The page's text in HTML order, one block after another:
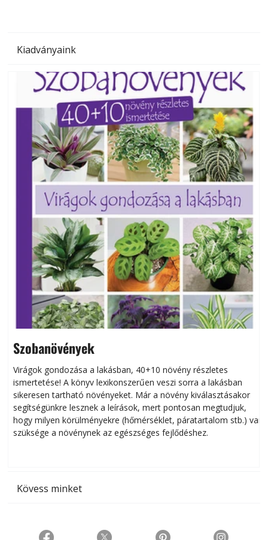
Kiadványaink
Szobanövények
Virágok gondozása a lakásban, 40+10 növény részletes
ismertetése! A könyv lexikonszerűen veszi sorra a lakásban
sikeresen tart­ha­tó növényeket. Már a növény kiválasztásakor
segítségünkre lesznek a leírások, mert pontosan megtudjuk,
hogy milyen körülményekre (hőmérséklet, páratartalom stb.) van
szüksége a növénynek az egészséges fejlődéshez.
Kövess minket